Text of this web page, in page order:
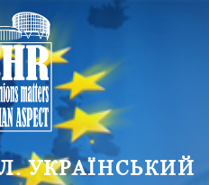
УКРАЇНСЬКИЙ